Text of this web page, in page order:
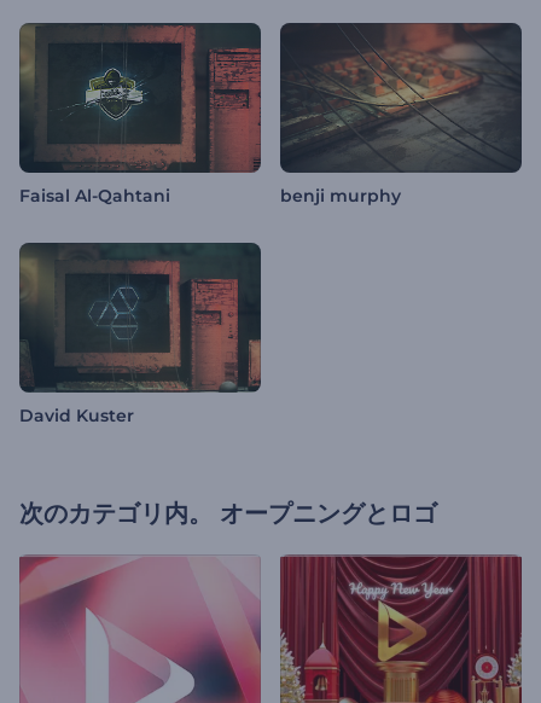
Faisal Al-Qahtani benji murphy
David Kuster
次のカテゴリ内。 オープニングとロゴ